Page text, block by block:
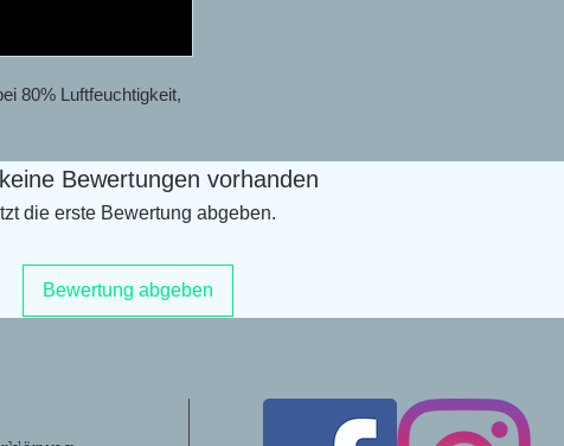
80% Luftfeuchtigkeit,
Bewertungen vorhanden
die erste Bewertung abgeben.
Bewertung abgeben